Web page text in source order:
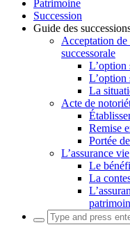
Patrimoine
Succession
Guide des
Acceptation de
successorale
L’option
L’option
La
Acte de
Remise
Portée
L’assurance vie
Le
La
Search
for: